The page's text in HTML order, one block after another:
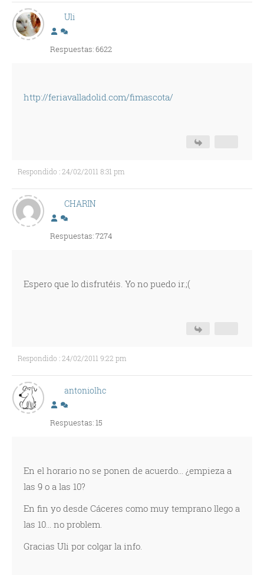
Uli
Respuestas: 6622
http://feriavalladolid.com/fimascota/
Respondido : 24/02/2011 8:31 pm
CHARIN
Respuestas: 7274
Espero que lo disfrutéis. Yo no puedo ir.;(
Respondido : 24/02/2011 9:22 pm
antoniolhc
Respuestas: 15
En el horario no se ponen de acuerdo... ¿empieza a
las 9 o a las 10?
En fin yo desde Cáceres como muy temprano llego a
las 10... no problem.
Gracias Uli por colgar la info.